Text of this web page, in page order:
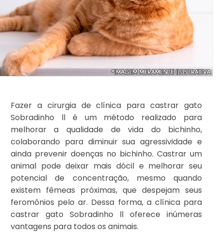
Fazer a cirurgia de clínica para castrar gato
Sobradinho ll é um método realizado para
melhorar a qualidade de vida do bichinho,
colaborando para diminuir sua agressividade e
ainda prevenir doenças no bichinho. Castrar um
animal pode deixar mais dócil e melhorar seu
potencial de concentração, mesmo quando
existem fêmeas próximas, que despejam seus
feromônios pelo ar. Dessa forma, a clínica para
castrar gato Sobradinho ll oferece inúmeras
vantagens para todos os animais.